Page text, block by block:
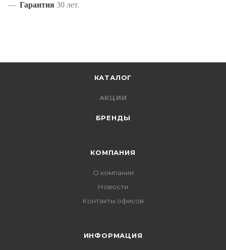
Гарантия 30 лет.
КАТАЛОГ
АКЦИИ
БРЕНДЫ
КОМПАНИЯ
О компании
Новости
Контакты офисов
ИНФОРМАЦИЯ